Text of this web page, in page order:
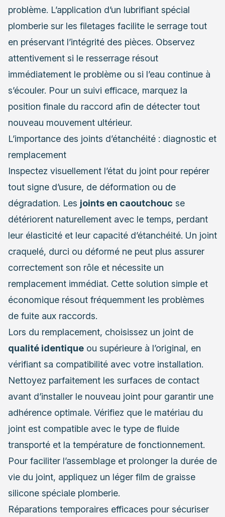
problème. L’application d’un lubrifiant spécial
plomberie sur les filetages facilite le serrage tout
en préservant l’intégrité des pièces. Observez
attentivement si le resserrage résout
immédiatement le problème ou si l’eau continue à
s’écouler. Pour un suivi efficace, marquez la
position finale du raccord afin de détecter tout
nouveau mouvement ultérieur.
L’importance des joints d’étanchéité : diagnostic et
remplacement
Inspectez visuellement l’état du joint pour repérer
tout signe d’usure, de déformation ou de
dégradation. Les joints en caoutchouc se
détériorent naturellement avec le temps, perdant
leur élasticité et leur capacité d’étanchéité. Un joint
craquelé, durci ou déformé ne peut plus assurer
correctement son rôle et nécessite un
remplacement immédiat. Cette solution simple et
économique résout fréquemment les problèmes
de fuite aux raccords.
Lors du remplacement, choisissez un joint de
qualité identique ou supérieure à l’original, en
vérifiant sa compatibilité avec votre installation.
Nettoyez parfaitement les surfaces de contact
avant d’installer le nouveau joint pour garantir une
adhérence optimale. Vérifiez que le matériau du
joint est compatible avec le type de fluide
transporté et la température de fonctionnement.
Pour faciliter l’assemblage et prolonger la durée de
vie du joint, appliquez un léger film de graisse
silicone spéciale plomberie.
Réparations temporaires efficaces pour sécuriser